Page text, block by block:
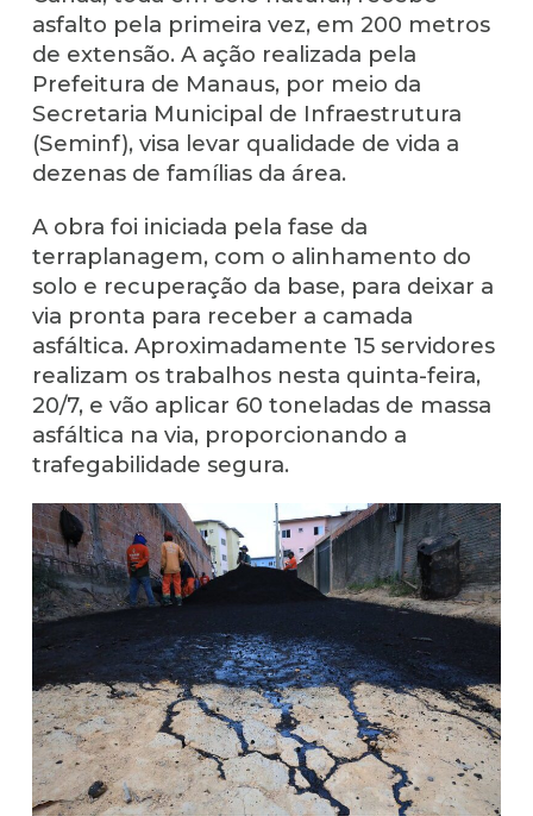
asfalto pela primeira vez, em 200 metros
de extensão. A ação realizada pela
Prefeitura de Manaus, por meio da
Secretaria Municipal de Infraestrutura
(Seminf), visa levar qualidade de vida a
dezenas de famílias da área.
A obra foi iniciada pela fase da
terraplanagem, com o alinhamento do
solo e recuperação da base, para deixar a
via pronta para receber a camada
asfáltica. Aproximadamente 15 servidores
realizam os trabalhos nesta quinta-feira,
20/7, e vão aplicar 60 toneladas de massa
asfáltica na via, proporcionando a
trafegabilidade segura.